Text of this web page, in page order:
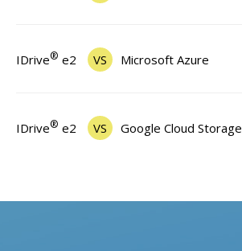
IDrive® e2 VS Microsoft Azure
IDrive® e2 VS Google Cloud Storage